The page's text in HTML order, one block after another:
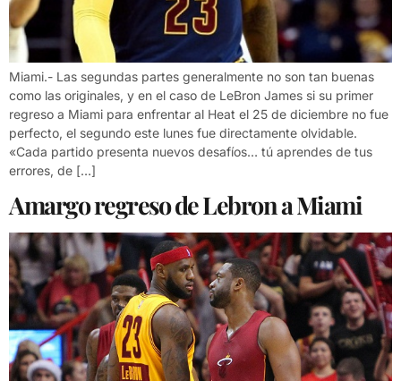
Miami.- Las segundas partes generalmente no son tan buenas
como las originales, y en el caso de LeBron James si su primer
regreso a Miami para enfrentar al Heat el 25 de diciembre no fue
perfecto, el segundo este lunes fue directamente olvidable.
«Cada partido presenta nuevos desafíos… tú aprendes de tus
errores, de […]
Amargo regreso de Lebron a Miami